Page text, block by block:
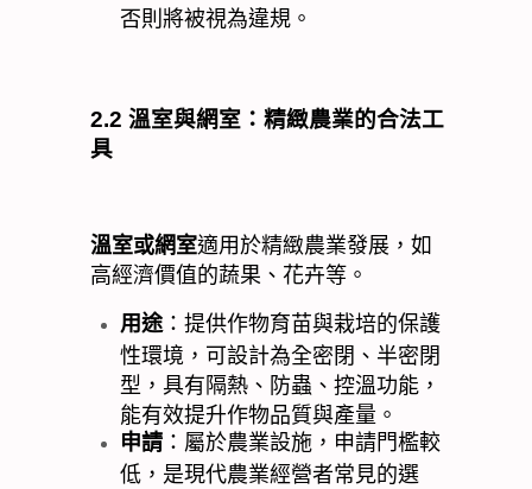
否則將被視為違規。
2.2 溫室與網室：精緻農業的合法工
具
溫室或網室適用於精緻農業發展，如
高經濟價值的蔬果、花卉等。
用途：提供作物育苗與栽培的保護
性環境，可設計為全密閉、半密閉
型，具有隔熱、防蟲、控溫功能，
能有效提升作物品質與產量。
申請 ：屬於農業設施，申請門檻較
低，是現代農業經營者常見的選